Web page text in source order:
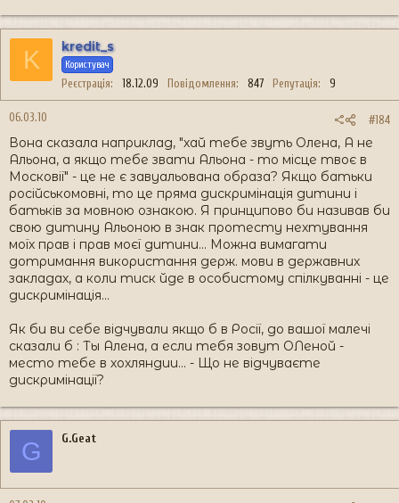
K kredit_s
Користувач
Реєстрація 18.12.09 Повідомлення 847 Репутація 9
06.03.10 #184
Вона сказала наприклад, "хай тебе звуть Олена, А не
Альона, а якщо тебе звати Альона - то місце твоє в
Московії" - це не є завуальована образа? Якщо батьки
російськомовні, то це пряма дискримінація дитини і
батьків за мовною ознакою. Я принципово би називав би
свою дитину Альоною в знак протесту нехтування
моїх прав і прав моєї дитини... Можна вимагати
дотримання використання держ. мови в державних
закладах, а коли тиск йде в особистому спілкуванні - це
дискримінація...
Як би ви себе відчували якщо б в Росії, до вашої малечі
сказали б : Ты Алена, а если тебя зовут ОЛеной -
место тебе в хохляндии... - Що не відчуваєте
дискримінації?
G G.Geat